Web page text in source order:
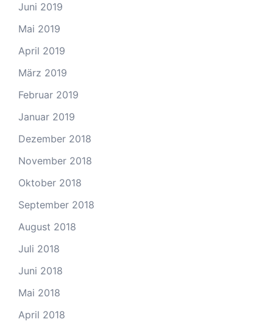
Juni 2019
Mai 2019
April 2019
März 2019
Februar 2019
Januar 2019
Dezember 2018
November 2018
Oktober 2018
September 2018
August 2018
Juli 2018
Juni 2018
Mai 2018
April 2018